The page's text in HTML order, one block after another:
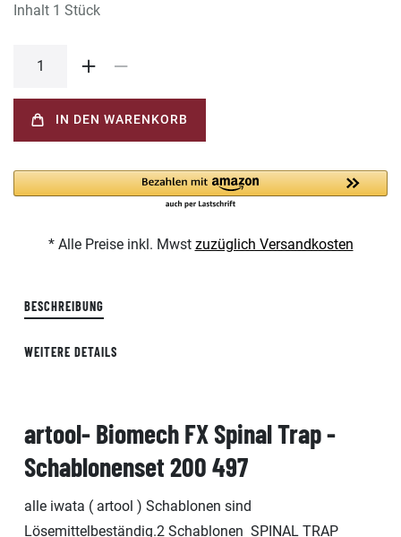
Inhalt 1 Stück
IN DEN WARENKORB
* Alle Preise inkl. Mwst zuzüglich Versandkosten
BESCHREIBUNG
WEITERE DETAILS
artool- Biomech FX Spinal Trap -
Schablonenset 200 497
alle iwata ( artool ) Schablonen sind
Lösemittelbeständig.2 Schablonen SPINAL TRAP